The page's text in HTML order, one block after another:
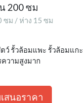
200 ซม
ซม / ห่าง 15 ซม
ว์ รั้วล้อมแพะ รั้วล้อมแกะ
วามสูงมาก
สนอราคา